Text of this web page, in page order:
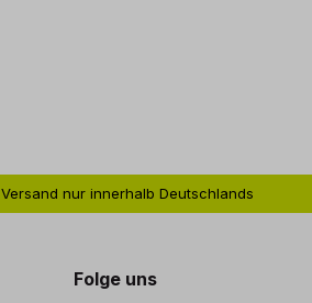
Versand nur innerhalb Deutschlands
Folge uns